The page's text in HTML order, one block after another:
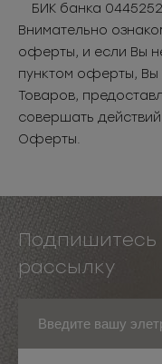
БИК банка
Внимательно
оферты, и если Вы
пунктом оферты, Вы
Товаров,
совершать
Оферты.
Подпишитесь
рассылку